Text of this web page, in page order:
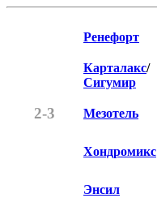
2-3
Ренефорт
Карталакс/
Сигумир
Мезотель
Хондромикс
Энсил